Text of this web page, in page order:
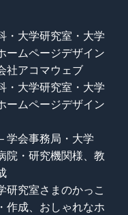
・大学研究室・大学
ームページデザイン
社アコマウェブ
・大学研究室・大学
ームページデザイン
学会事務局・大学
院・研究機関様、教
研究室さまのかっこ
作成、おしゃれなホ